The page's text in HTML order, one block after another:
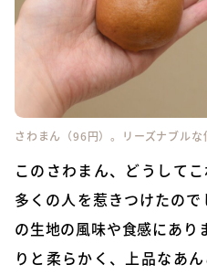
さわまん（96円）。リーズナブルな
このさわまん、どうして
多くの人を惹きつけたの
の生地の風味や食感にあり
りと柔らかく、上品なあ